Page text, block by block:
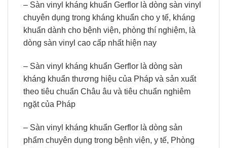
– Sàn vinyl kháng khuẩn Gerflor là dòng sàn vinyl
chuyên dụng trong kháng khuẩn cho y tế, kháng
khuẩn dành cho bệnh viện, phòng thí nghiệm, là
dòng sàn vinyl cao cấp nhất hiện nay
– Sàn vinyl kháng khuẩn Gerflor là dòng sàn
kháng khuẩn thương hiệu của Pháp và sản xuất
theo tiêu chuẩn Châu âu và tiêu chuẩn nghiêm
ngặt của Pháp
– Sàn vinyl kháng khuẩn Gerflor là dòng sản
phẩm chuyên dụng trong bệnh viện, y tế, Phòng